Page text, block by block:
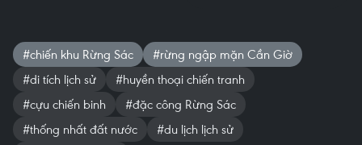
#chiến khu Rừng Sác
#rừng ngập mặn Cần Giờ
#di tích lịch sử
#huyền thoại chiến tranh
#cựu chiến binh
#đặc công Rừng Sác
#thống nhất đất nước
#du lịch lịch sử